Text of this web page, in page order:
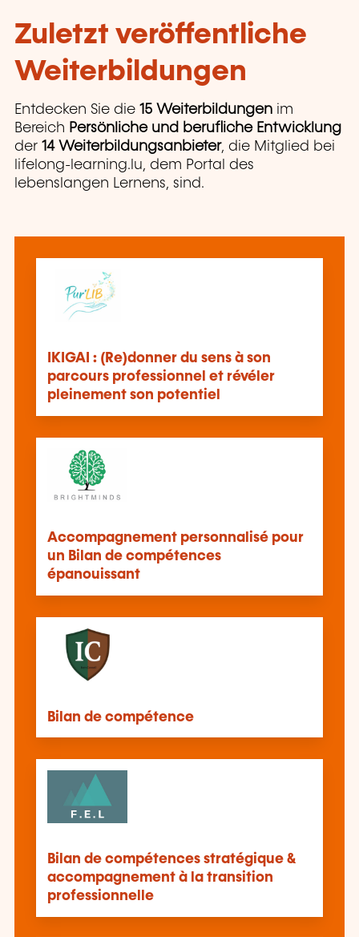
Zuletzt veröffentliche
Weiterbildungen
Entdecken Sie die 15 Weiterbildungen im
Bereich Persönliche und berufliche Entwicklung
der 14 Weiterbildungsanbieter, die Mitglied bei
lifelong-learning.lu, dem Portal des
lebenslangen Lernens, sind.
IKIGAI : (Re)donner du sens à son
parcours professionnel et révéler
pleinement son potentiel
Accompagnement personnalisé pour
un Bilan de compétences
épanouissant
Bilan de compétence
Bilan de compétences stratégique &
accompagnement à la transition
professionnelle